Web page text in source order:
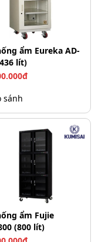
rất dễ dàng và
đồng hồ kỹ thuật số
cấp thông tin về độ
chứa, giúp người
bảo quản.
ẩm Eureka AD-
lít)
sánh
ẩm Fujie
(800 lít)